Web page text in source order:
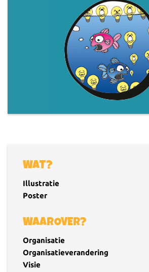
WAT?
Illustratie
Poster
WAAROVER?
Organisatie
Organisatieverandering
Visie